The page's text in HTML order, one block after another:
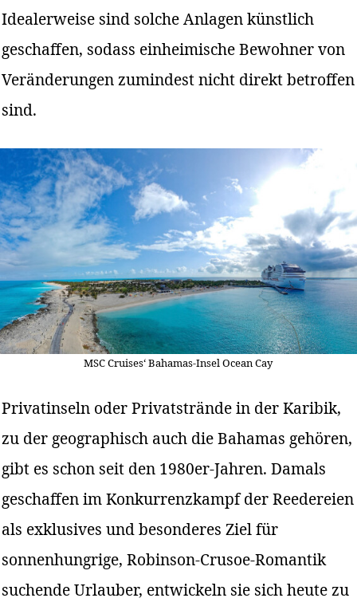
Idealerweise sind solche Anlagen künstlich
geschaffen, sodass einheimische Bewohner von
Veränderungen zumindest nicht direkt betroffen
sind.
MSC Cruises‘ Bahamas-Insel Ocean Cay
Privatinseln oder Privatstrände in der Karibik,
zu der geographisch auch die Bahamas gehören,
gibt es schon seit den 1980er-Jahren. Damals
geschaffen im Konkurrenzkampf der Reedereien
als exklusives und besonderes Ziel für
sonnenhungrige, Robinson-Crusoe-Romantik
suchende Urlauber, entwickeln sie sich heute zu